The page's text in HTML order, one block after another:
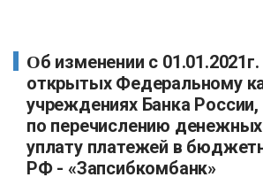
Об изменении с 01.01.2021г. счетов,
открытых Федеральному
учреждениях Банка России,
по перечислению
уплату платежей в
РФ - «Запсибкомбанк»